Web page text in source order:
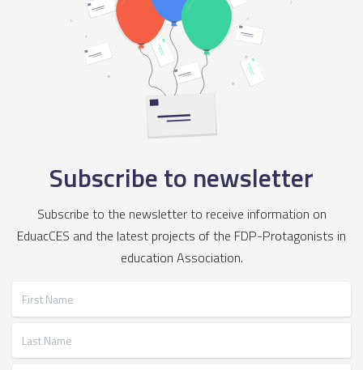
Subscribe to newsletter
Subscribe to the newsletter to receive information on
EduacCES and the latest projects of the FDP-Protagonists in
education Association.